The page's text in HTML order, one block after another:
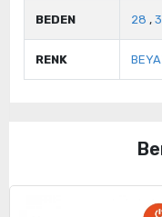
BEDEN 28 ,
RENK